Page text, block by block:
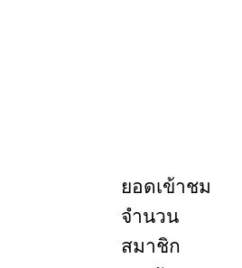
ยอดเข้าชม
จำนวน
สมาชิก